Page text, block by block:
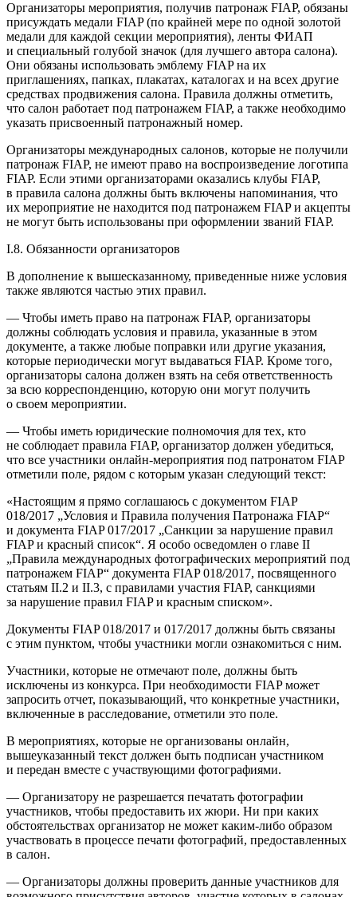
Организаторы мероприятия, получив патронаж FIAP, обязаны
присуждать медали FIAP (по крайней мере по одной золотой
медали для каждой секции мероприятия), ленты ФИАП
и специальный голубой значок (для лучшего автора салона).
Они обязаны использовать эмблему FIAP на их
приглашениях, папках, плакатах, каталогах и на всех другие
средствах продвижения салона. Правила должны отметить,
что салон работает под патронажем FIAP, а также необходимо
указать присвоенный патронажный номер.
Организаторы международных салонов, которые не получили
патронаж FIAP, не имеют право на воспроизведение логотипа
FIAP. Если этими организаторами оказались клубы FIAP,
в правила салона должны быть включены напоминания, что
их мероприятие не находится под патронажем FIAP и акцепты
не могут быть использованы при оформлении званий FIAP.
I.8. Обязанности организаторов
В дополнение к вышесказанному, приведенные ниже условия
также являются частью этих правил.
— Чтобы иметь право на патронаж FIAP, организаторы
должны соблюдать условия и правила, указанные в этом
документе, а также любые поправки или другие указания,
которые периодически могут выдаваться FIAP. Кроме того,
организаторы салона должен взять на себя ответственность
за всю корреспонденцию, которую они могут получить
о своем мероприятии.
— Чтобы иметь юридические полномочия для тех, кто
не соблюдает правила FIAP, организатор должен убедиться,
что все участники онлайн-мероприятия под патронатом FIAP
отметили поле, рядом с которым указан следующий текст:
«Настоящим я прямо соглашаюсь с документом FIAP
018/2017 „Условия и Правила получения Патронажа FIAP“
и документа FIAP 017/2017 „Санкции за нарушение правил
FIAP и красный список“. Я особо осведомлен о главе II
„Правила международных фотографических мероприятий под
патронажем FIAP“ документа FIAP 018/2017, посвященного
статьям II.2 и II.3, с правилами участия FIAP, санкциями
за нарушение правил FIAP и красным списком».
Документы FIAP 018/2017 и 017/2017 должны быть связаны
с этим пунктом, чтобы участники могли ознакомиться с ним.
Участники, которые не отмечают поле, должны быть
исключены из конкурса. При необходимости FIAP может
запросить отчет, показывающий, что конкретные участники,
включенные в расследование, отметили это поле.
В мероприятиях, которые не организованы онлайн,
вышеуказанный текст должен быть подписан участником
и передан вместе с участвующими фотографиями.
— Организатору не разрешается печатать фотографии
участников, чтобы предоставить их жюри. Ни при каких
обстоятельствах организатор не может каким-либо образом
участвовать в процессе печати фотографий, предоставленных
в салон.
— Организаторы должны проверить данные участников для